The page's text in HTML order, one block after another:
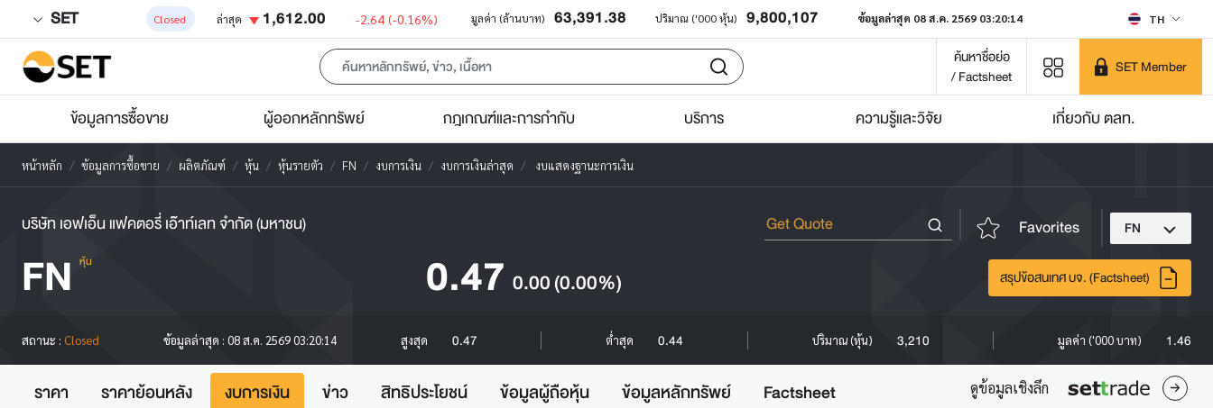
SET Closed ล่าสุด 1,612.00 -2.64 (-0.16%) มูลค่า (ล้านบาท) 63,391.38 ปริมาณ ('000 หุ้น) 9,800,107 ข้อมูลล่าสุด 08 ส.ค. 2569 03:20:14 TH
ค้นหาชื่อย่อ
/ Factsheet
SET Member
ข้อมูลการซื้อขาย ผู้ออกหลักทรัพย์ กฎเกณฑ์และการกำกับ บริการ ความรู้และวิจัย เกี่ยวกับ ตลท.
หน้าหลัก ข้อมูลการซื้อขาย ผลิตภัณฑ์ หุ้น หุ้นรายตัว FN งบการเงิน งบการเงินล่าสุด งบแสดงฐานะการเงิน
บริษัท เอฟเอ็น แฟคตอรี่ เอ๊าท์เลท จำกัด (มหาชน) Favorites FN
FN หุ้น 0.47 0.00(0.00%) สรุปข้อสนเทศ บจ. (Factsheet)
สถานะ : Closed ข้อมูลล่าสุด : 08 ส.ค. 2569 03:20:14 สูงสุด 0.47 ต่ำสุด 0.44 ปริมาณ (หุ้น) 3,210 มูลค่า ('000 บาท) 1.46
ราคา ราคาย้อนหลัง งบการเงิน ข่าว สิทธิประโยชน์ ข้อมูลผู้ถือหุ้น ข้อมูลหลักทรัพย์ Factsheet ดูข้อมูลเชิงลึก